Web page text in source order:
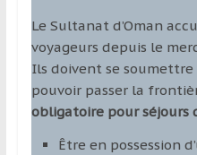
Le Sultanat d’Oman
voyageurs depuis le
Ils doivent se
pouvoir passer la
obligatoire pour séjours
Être en possession